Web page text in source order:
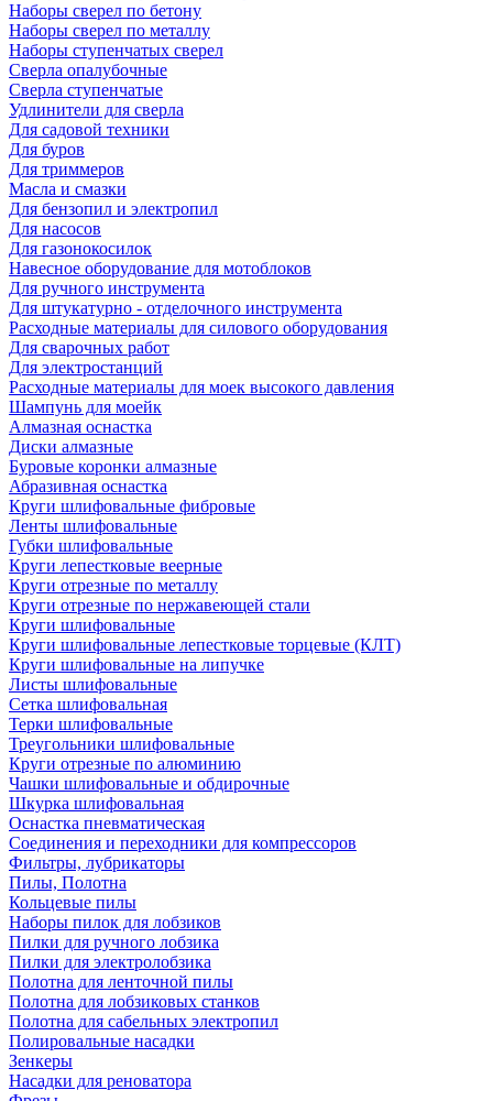
Наборы сверел по бетону
Наборы сверел по металлу
Наборы ступенчатых сверел
Сверла опалубочные
Сверла ступенчатые
Удлинители для сверла
Для садовой техники
Для буров
Для триммеров
Масла и смазки
Для бензопил и электропил
Для насосов
Для газонокосилок
Навесное оборудование для мотоблоков
Для ручного инструмента
Для штукатурно - отделочного инструмента
Расходные материалы для силового оборудования
Для сварочных работ
Для электростанций
Расходные материалы для моек высокого давления
Шампунь для моейк
Алмазная оснастка
Диски алмазные
Буровые коронки алмазные
Абразивная оснастка
Круги шлифовальные фибровые
Ленты шлифовальные
Губки шлифовальные
Круги лепестковые веерные
Круги отрезные по металлу
Круги отрезные по нержавеющей стали
Круги шлифовальные
Круги шлифовальные лепестковые торцевые (КЛТ)
Круги шлифовальные на липучке
Листы шлифовальные
Сетка шлифовальная
Терки шлифовальные
Треугольники шлифовальные
Круги отрезные по алюминию
Чашки шлифовальные и обдирочные
Шкурка шлифовальная
Оснастка пневматическая
Соединения и переходники для компрессоров
Фильтры, лубрикаторы
Пилы, Полотна
Кольцевые пилы
Наборы пилок для лобзиков
Пилки для ручного лобзика
Пилки для электролобзика
Полотна для ленточной пилы
Полотна для лобзиковых станков
Полотна для сабельных электропил
Полировальные насадки
Зенкеры
Насадки для реноватора